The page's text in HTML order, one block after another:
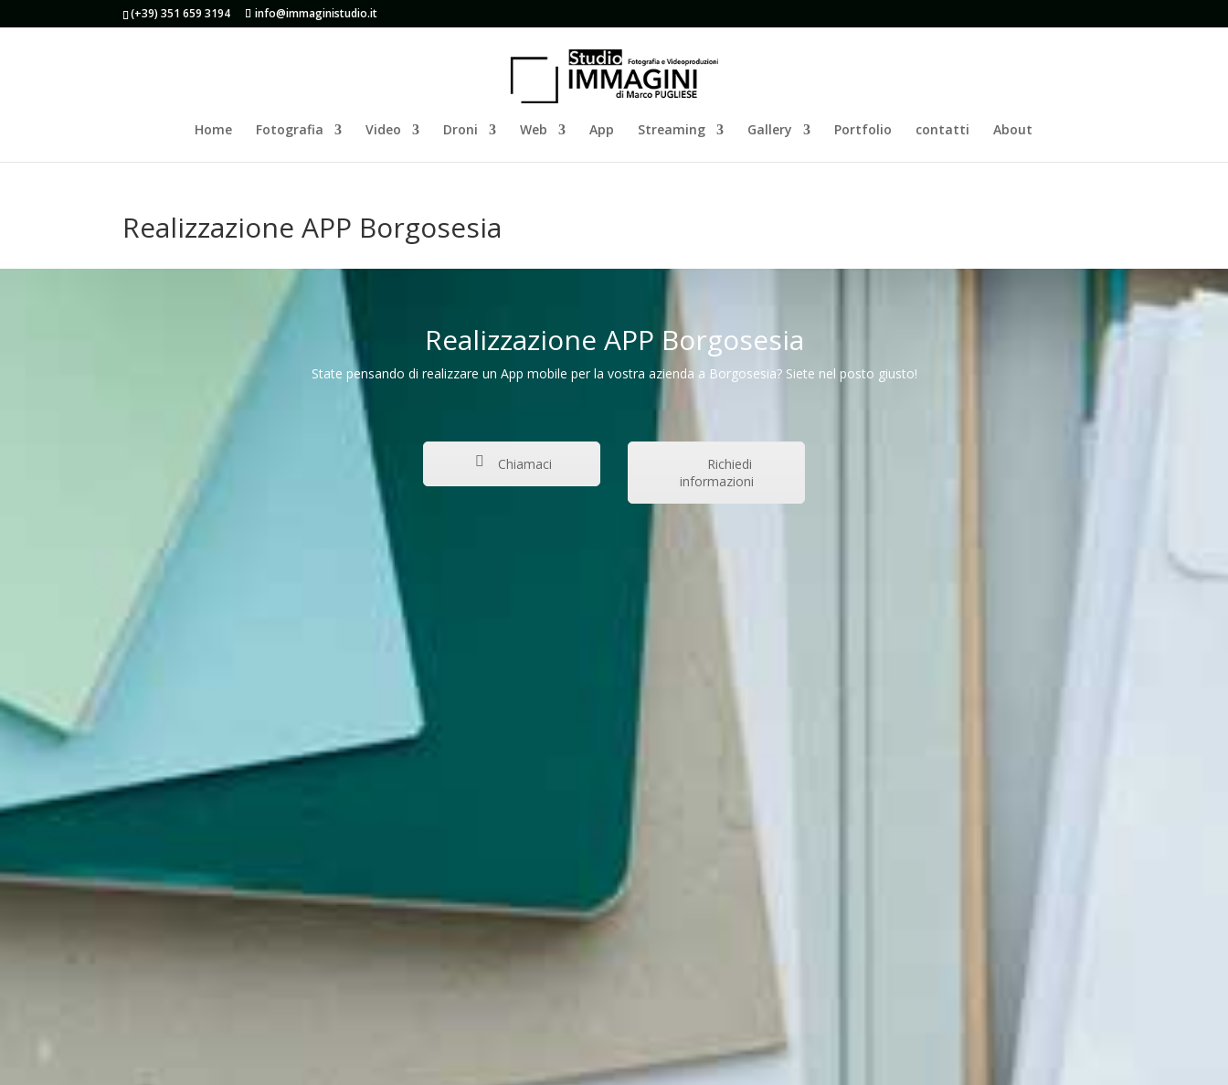
(+39) 351 659 3194 info@immaginistudio.it
Home Fotografia Video Droni Web App Streaming Gallery Portfolio contatti About
Realizzazione APP Borgosesia
Realizzazione APP Borgosesia
State pensando di realizzare un App mobile per la vostra azienda a Borgosesia? Siete nel posto giusto!
Chiamaci
Richiedi
informazioni